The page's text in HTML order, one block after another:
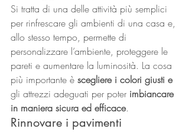
Si tratta di una delle attività più semplici
per rinfrescare gli ambienti di una casa e,
allo stesso tempo, permette di
personalizzare l’ambiente, proteggere le
pareti e aumentare la luminosità. La cosa
più importante è scegliere i colori giusti e
gli attrezzi adeguati per poter imbiancare
in maniera sicura ed efficace.
Rinnovare i pavimenti